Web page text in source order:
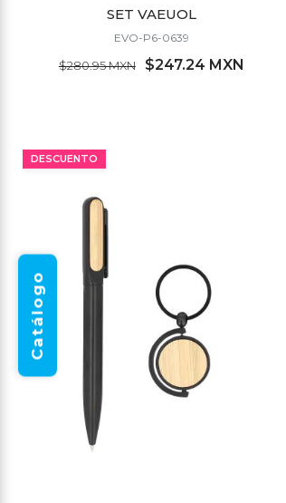
Catálogo
SET VAEUOL
EVO-P6-0639
$280.95 MXN $247.24 MXN
DESCUENTO